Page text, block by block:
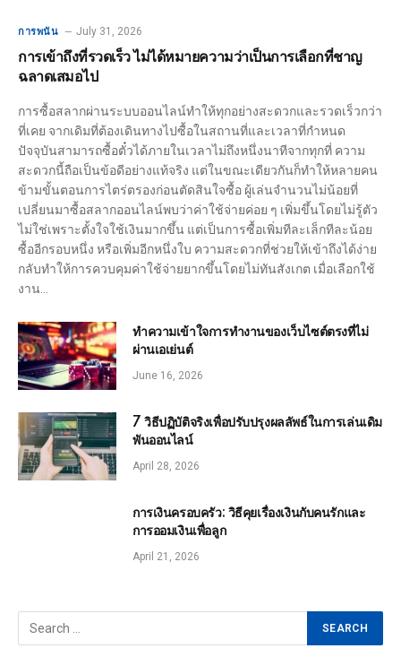
การพนัน July 31, 2026
การเข้าถึงที่รวดเร็ว ไม่ได้หมายความว่าเป็นการเลือกที่ชาญ
ฉลาดเสมอไป
การซื้อสลากผ่านระบบออนไลน์ทำให้ทุกอย่างสะดวกและรวดเร็วกว่า
ที่เคย จากเดิมที่ต้องเดินทางไปซื้อในสถานที่และเวลาที่กำหนด
ปัจจุบันสามารถซื้อตั๋วได้ภายในเวลาไม่ถึงหนึ่งนาทีจากทุกที่ ความ
สะดวกนี้ถือเป็นข้อดีอย่างแท้จริง แต่ในขณะเดียวกันก็ทำให้หลายคน
ข้ามขั้นตอนการไตร่ตรองก่อนตัดสินใจซื้อ ผู้เล่นจำนวนไม่น้อยที่
เปลี่ยนมาซื้อสลากออนไลน์พบว่าค่าใช้จ่ายค่อย ๆ เพิ่มขึ้นโดยไม่รู้ตัว
ไม่ใช่เพราะตั้งใจใช้เงินมากขึ้น แต่เป็นการซื้อเพิ่มทีละเล็กทีละน้อย
ซื้ออีกรอบหนึ่ง หรือเพิ่มอีกหนึ่งใบ ความสะดวกที่ช่วยให้เข้าถึงได้ง่าย
กลับทำให้การควบคุมค่าใช้จ่ายยากขึ้นโดยไม่ทันสังเกต เมื่อเลือกใช้
งาน…
ทำความเข้าใจการทำงานของเว็บไซต์ตรงที่ไม่
ผ่านเอเย่นต์
June 16, 2026
7 วิธีปฏิบัติจริงเพื่อปรับปรุงผลลัพธ์ในการเล่นเดิม
พันออนไลน์
April 28, 2026
การเงินครอบครัว: วิธีคุยเรื่องเงินกับคนรักและ
การออมเงินเพื่อลูก
April 21, 2026